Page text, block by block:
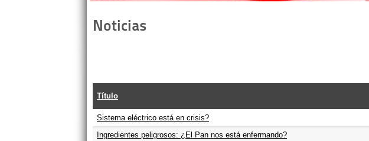
Noticias
Título
Sistema eléctrico está en crisis?
Ingredientes peligrosos: ¿El Pan nos está enfermando?